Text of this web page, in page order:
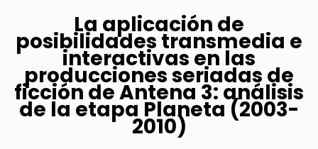
La aplicación de
posibilidades transmedia e
interactivas en las
producciones seriadas de
ficción de Antena 3: análisis
de la etapa Planeta (2003-
2010)